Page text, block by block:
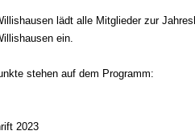
lädt alle Mitglieder zur
ein.
stehen auf dem Programm:
2023